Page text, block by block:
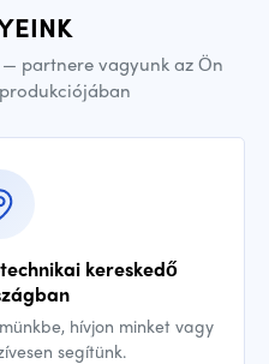
partnere vagyunk az Ön
kereskedő
hívjon minket vagy
segítünk.